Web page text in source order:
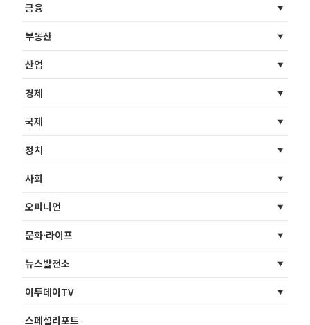
금융
부동산
산업
경제
국제
정치
사회
오피니언
문화·라이프
뉴스발전소
이투데이TV
스페셜리포트